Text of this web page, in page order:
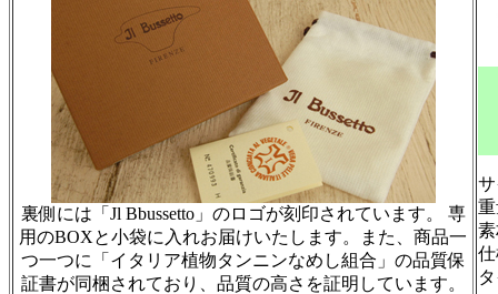
裏側には「Jl Bbussetto」のロゴが刻印されています。 専
用のBOXと小袋に入れお届けいたします。また、商品一
つ一つに「イタリア植物タンニンなめし組合」の品質保
証書が同梱されており、品質の高さを証明しています。